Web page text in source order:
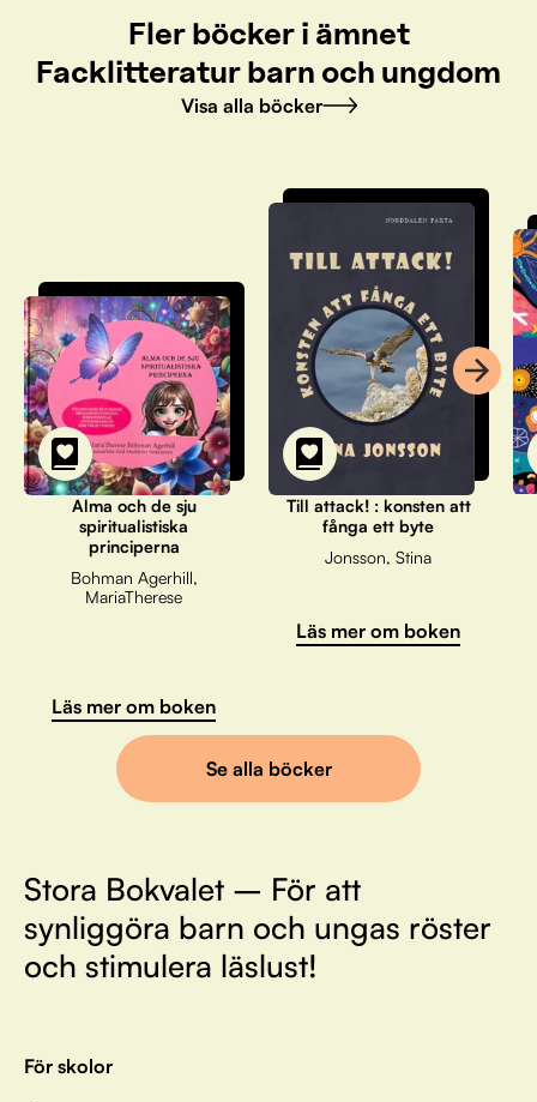
Fler böcker i ämnet
Facklitteratur barn och ungdom
Visa alla böcker
Alma och de sju
spiritualistiska
principerna
Bohman Agerhill,
MariaTherese
Läs mer om boken
Till attack! : konsten att
fånga ett byte
Jonsson, Stina
Läs mer om boken
Se alla böcker
Stora Bokvalet – För att
synliggöra barn och ungas röster
och stimulera läslust!
För skolor